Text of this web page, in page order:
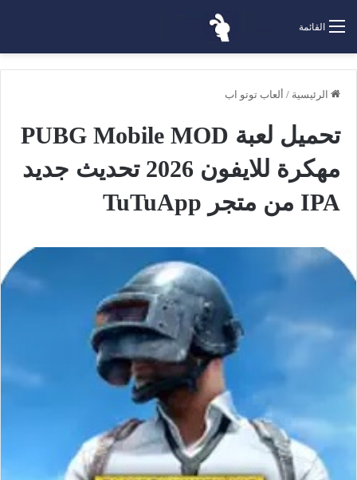
القائمة
الرئيسية / ألعاب توتو اب
تحميل لعبة PUBG Mobile MOD
مهكرة للايفون 2026 تحديث جديد
IPA من متجر TuTuApp